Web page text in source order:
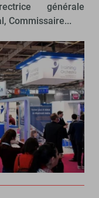
générale
Commissaire...